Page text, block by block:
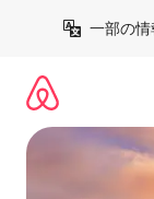
一部の情